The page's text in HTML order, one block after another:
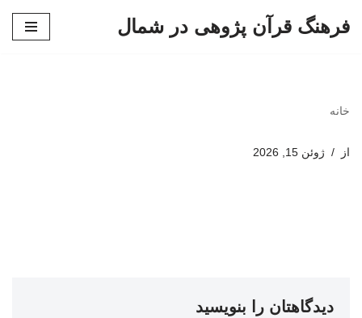
فرهنگ قرآن پژوهی در شمال
خانه
از ژوئن 15, 2026
دیدگاهتان را بنویسید